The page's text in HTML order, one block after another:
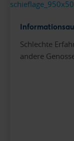
Schlechte
andere